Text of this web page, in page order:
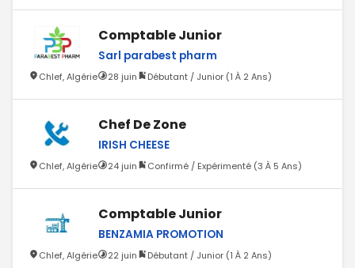
Comptable Junior
Sarl parabest pharm
Chlef, Algérie 28 juin Débutant / Junior (1 À 2 Ans)
Chef De Zone
IRISH CHEESE
Chlef, Algérie 24 juin Confirmé / Expérimenté (3 À 5 Ans)
Comptable Junior
BENZAMIA PROMOTION
Chlef, Algérie 22 juin Débutant / Junior (1 À 2 Ans)